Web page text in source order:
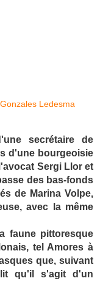
secrétaire de
d'une bourgeoisie
Sergi Llor et
des bas-fonds
de Marina Volpe,
avec la même
faune pittoresque
tel Amores à
que, suivant
qu'il s'agit d'un